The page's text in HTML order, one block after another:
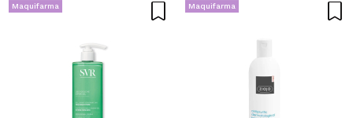
Maquifarma Maquifarma